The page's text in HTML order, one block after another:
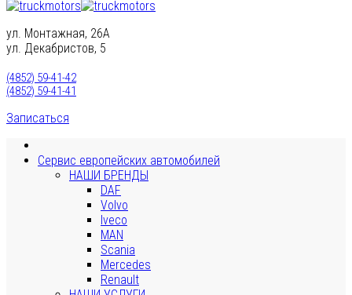
ул. Монтажная, 26А
ул. Декабристов, 5
(4852) 59-41-42
(4852) 59-41-41
Записаться
Сервис европейских автомобилей
НАШИ БРЕНДЫ
DAF
Volvo
Iveco
MAN
Scania
Mercedes
Renault